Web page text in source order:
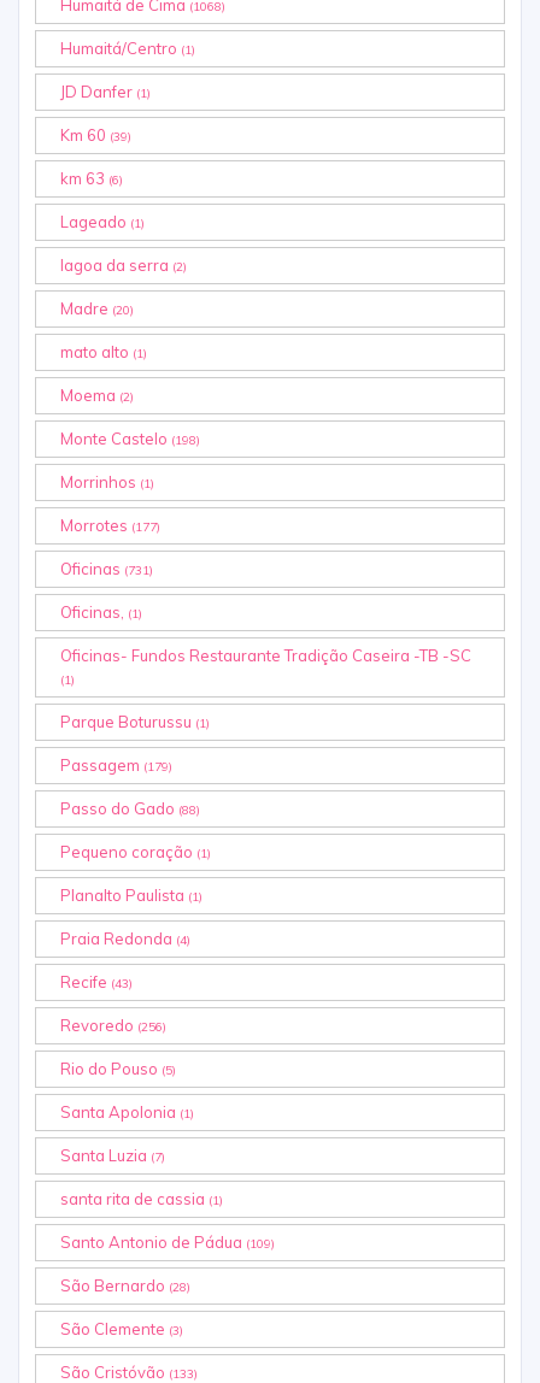
Humaitá de Cima (1068)
Humaitá/Centro (1)
JD Danfer (1)
Km 60 (39)
km 63 (6)
Lageado (1)
lagoa da serra (2)
Madre (20)
mato alto (1)
Moema (2)
Monte Castelo (198)
Morrinhos (1)
Morrotes (177)
Oficinas (731)
Oficinas, (1)
Oficinas- Fundos Restaurante Tradição Caseira -TB -SC
(1)
Parque Boturussu (1)
Passagem (179)
Passo do Gado (88)
Pequeno coração (1)
Planalto Paulista (1)
Praia Redonda (4)
Recife (43)
Revoredo (256)
Rio do Pouso (5)
Santa Apolonia (1)
Santa Luzia (7)
santa rita de cassia (1)
Santo Antonio de Pádua (109)
São Bernardo (28)
São Clemente (3)
São Cristóvão (133)